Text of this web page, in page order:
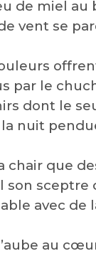
de miel au
vent se
par le
dont le
nuit
chair que
son sceptre
avec de
au